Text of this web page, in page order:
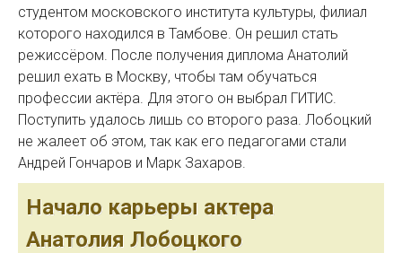
студентом московского института культуры, филиал
которого находился в Тамбове. Он решил стать
режиссёром. После получения диплома Анатолий
решил ехать в Москву, чтобы там обучаться
профессии актёра. Для этого он выбрал ГИТИС.
Поступить удалось лишь со второго раза. Лобоцкий
не жалеет об этом, так как его педагогами стали
Андрей Гончаров и Марк Захаров.
Начало карьеры актера
Анатолия Лобоцкого